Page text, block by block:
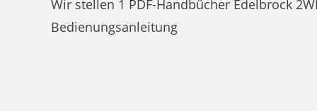
Wir stellen 1 PDF-Handbücher Edelbrock
Bedienungsanleitung